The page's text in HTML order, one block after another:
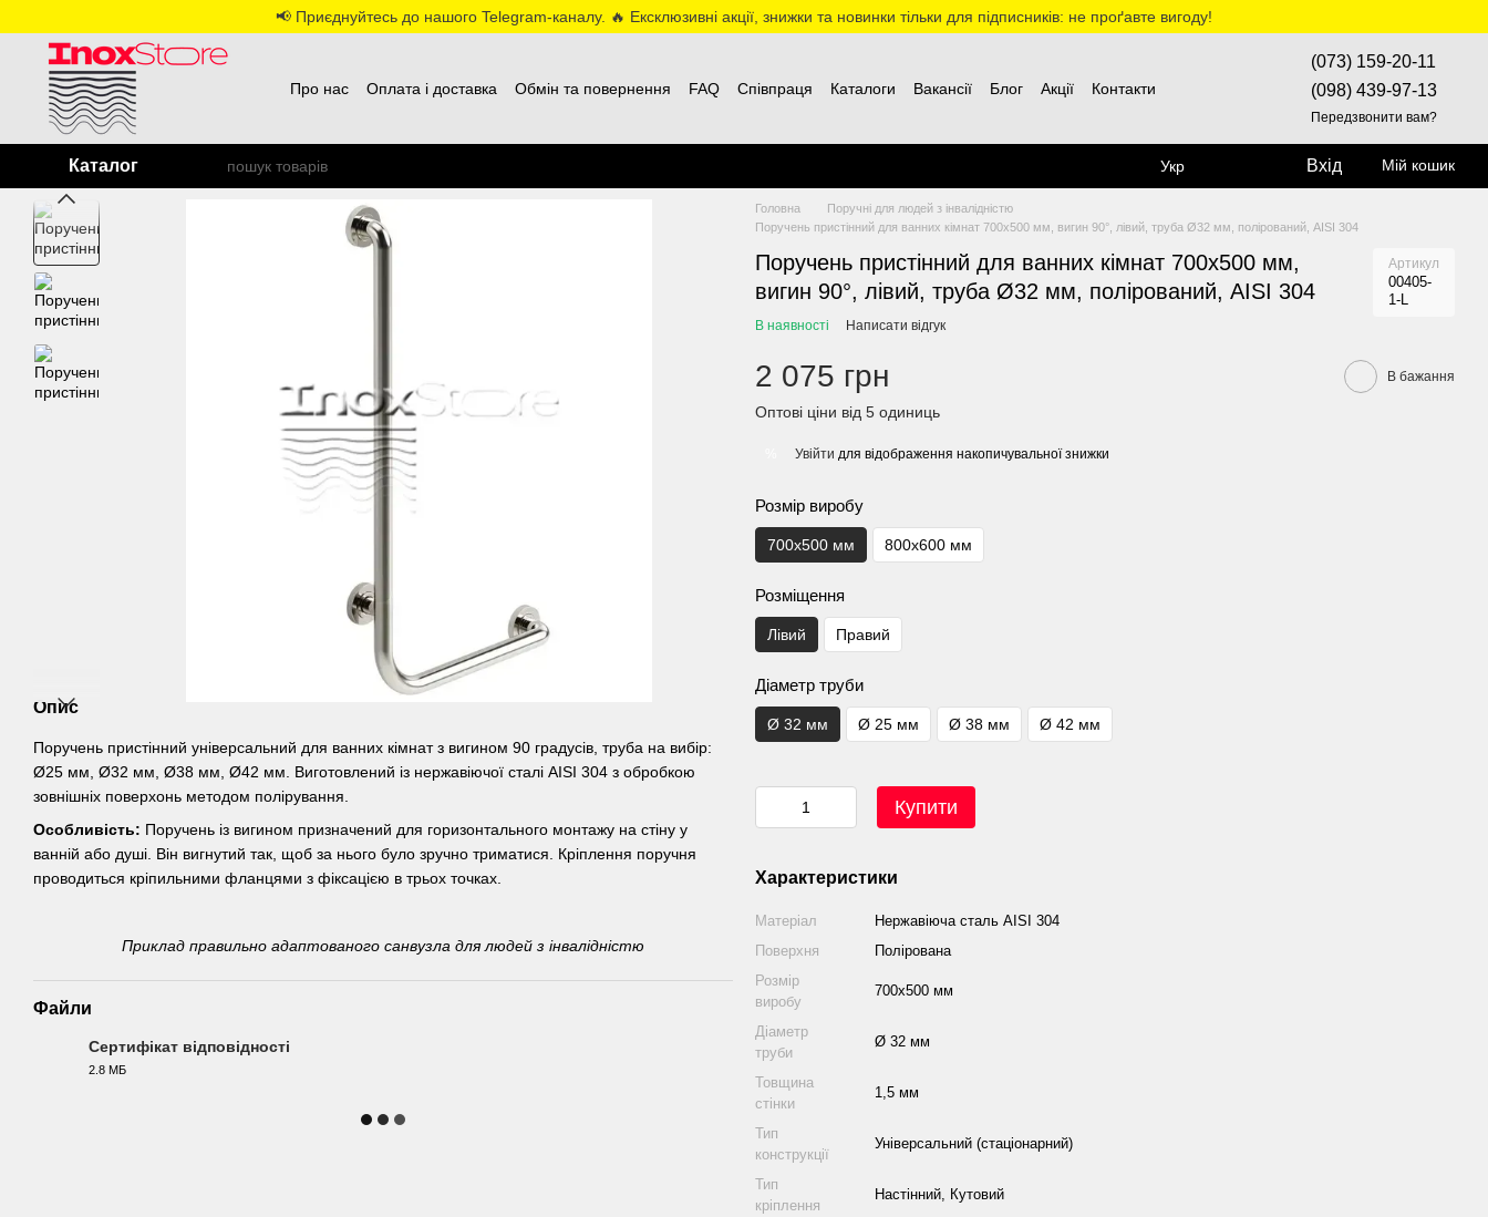
📢 Приєднуйтесь до нашого Telegram-каналу. 🔥 Ексклюзивні акції, знижки та новинки тільки для підписників: не проґавте вигоду!
Про нас Оплата і доставка Обмін та повернення FAQ Співпраця Каталоги Вакансії Блог Акції Контакти
(073) 159-20-11
(098) 439-97-13
Передзвонити вам?
Каталог Укр Вхід Мій кошик
Опис
Поручень пристінний універсальний для ванних кімнат з вигином 90 градусів, труба на вибір:
Ø25 мм, Ø32 мм, Ø38 мм, Ø42 мм. Виготовлений із нержавіючої сталі AISI 304 з обробкою
зовнішніх поверхонь методом полірування.
Особливість: Поручень із вигином призначений для горизонтального монтажу на стіну у
ванній або душі. Він вигнутий так, щоб за нього було зручно триматися. Кріплення поручня
проводиться кріпильними фланцями з фіксацією в трьох точках.
Приклад правильно адаптованого санвузла для людей з інвалідністю
Файли
Сертифікат відповідності
2.8 МБ
Головна
Поручні для людей з інвалідністю
Поручень пристінний для ванних кімнат 700х500 мм, вигин 90°, лівий, труба Ø32 мм, полірований, AISI 304
Поручень пристінний для ванних кімнат 700х500 мм,
вигин 90°, лівий, труба Ø32 мм, полірований, AISI 304
Артикул
00405-
1-L
В наявності Написати відгук
2 075 грн В бажання
Оптові ціни від 5 одиниць
Увійти для відображення накопичувальної знижки
Розмір виробу
700х500 мм 800х600 мм
Розміщення
Лівий Правий
Діаметр труби
Ø 32 мм Ø 25 мм Ø 38 мм Ø 42 мм
Купити
Характеристики
Матеріал
Нержавіюча сталь AISI 304
Поверхня
Полірована
Розмір
виробу
700х500 мм
Діаметр
труби
Ø 32 мм
Товщина
стінки
1,5 мм
Тип
конструкції
Універсальний (стаціонарний)
Тип
кріплення
Настінний, Кутовий